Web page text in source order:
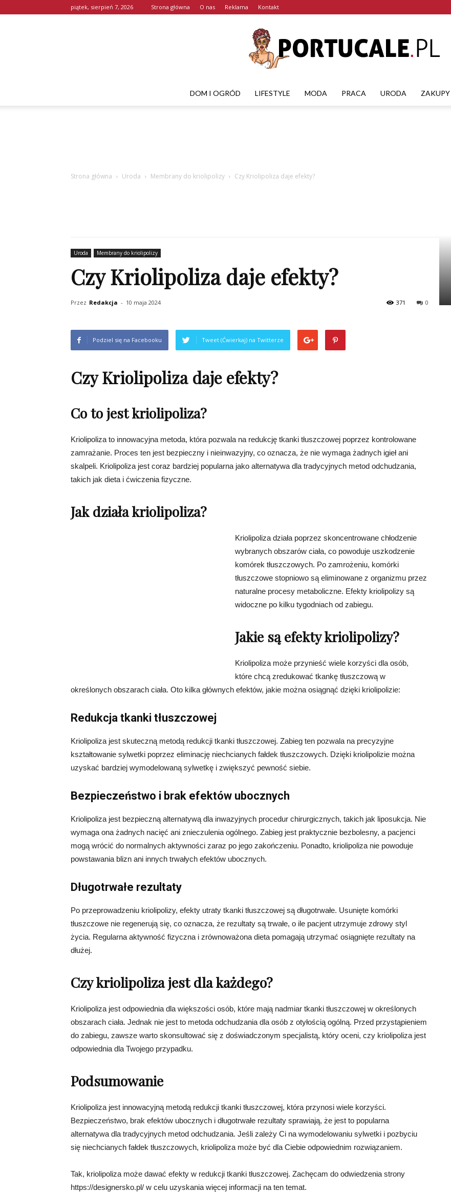
piątek, sierpień 7, 2026 Strona główna O nas Reklama Kontakt
DOM I OGRÓD LIFESTYLE MODA PRACA URODA ZAKUPY
Strona główna Uroda Membrany do kriolipolizy Czy Kriolipoliza daje efekty?
Uroda Membrany do kriolipolizy
Czy Kriolipoliza daje efekty?
Przez Redakcja - 10 maja 2024 0
371
Podziel się na Facebooku Tweet (Ćwierkaj) na Twitterze
Czy Kriolipoliza daje efekty?
Co to jest kriolipoliza?
Kriolipoliza to innowacyjna metoda, która pozwala na redukcję tkanki tłuszczowej poprzez kontrolowane
zamrażanie. Proces ten jest bezpieczny i nieinwazyjny, co oznacza, że nie wymaga żadnych igieł ani
skalpeli. Kriolipoliza jest coraz bardziej popularna jako alternatywa dla tradycyjnych metod odchudzania,
takich jak dieta i ćwiczenia fizyczne.
Jak działa kriolipoliza?
Kriolipoliza działa poprzez skoncentrowane chłodzenie
wybranych obszarów ciała, co powoduje uszkodzenie
komórek tłuszczowych. Po zamrożeniu, komórki
tłuszczowe stopniowo są eliminowane z organizmu przez
naturalne procesy metaboliczne. Efekty kriolipolizy są
widoczne po kilku tygodniach od zabiegu.
Jakie są efekty kriolipolizy?
Kriolipoliza może przynieść wiele korzyści dla osób,
które chcą zredukować tkankę tłuszczową w
określonych obszarach ciała. Oto kilka głównych efektów, jakie można osiągnąć dzięki kriolipolizie:
Redukcja tkanki tłuszczowej
Kriolipoliza jest skuteczną metodą redukcji tkanki tłuszczowej. Zabieg ten pozwala na precyzyjne
kształtowanie sylwetki poprzez eliminację niechcianych fałdek tłuszczowych. Dzięki kriolipolizie można
uzyskać bardziej wymodelowaną sylwetkę i zwiększyć pewność siebie.
Bezpieczeństwo i brak efektów ubocznych
Kriolipoliza jest bezpieczną alternatywą dla inwazyjnych procedur chirurgicznych, takich jak liposukcja. Nie
wymaga ona żadnych nacięć ani znieczulenia ogólnego. Zabieg jest praktycznie bezbolesny, a pacjenci
mogą wrócić do normalnych aktywności zaraz po jego zakończeniu. Ponadto, kriolipoliza nie powoduje
powstawania blizn ani innych trwałych efektów ubocznych.
Długotrwałe rezultaty
Po przeprowadzeniu kriolipolizy, efekty utraty tkanki tłuszczowej są długotrwałe. Usunięte komórki
tłuszczowe nie regenerują się, co oznacza, że rezultaty są trwałe, o ile pacjent utrzymuje zdrowy styl
życia. Regularna aktywność fizyczna i zrównoważona dieta pomagają utrzymać osiągnięte rezultaty na
dłużej.
Czy kriolipoliza jest dla każdego?
Kriolipoliza jest odpowiednia dla większości osób, które mają nadmiar tkanki tłuszczowej w określonych
obszarach ciała. Jednak nie jest to metoda odchudzania dla osób z otyłością ogólną. Przed przystąpieniem
do zabiegu, zawsze warto skonsultować się z doświadczonym specjalistą, który oceni, czy kriolipoliza jest
odpowiednia dla Twojego przypadku.
Podsumowanie
Kriolipoliza jest innowacyjną metodą redukcji tkanki tłuszczowej, która przynosi wiele korzyści.
Bezpieczeństwo, brak efektów ubocznych i długotrwałe rezultaty sprawiają, że jest to popularna
alternatywa dla tradycyjnych metod odchudzania. Jeśli zależy Ci na wymodelowaniu sylwetki i pozbyciu
się niechcianych fałdek tłuszczowych, kriolipoliza może być dla Ciebie odpowiednim rozwiązaniem.
Tak, kriolipoliza może dawać efekty w redukcji tkanki tłuszczowej. Zachęcam do odwiedzenia strony
https://designersko.pl/ w celu uzyskania więcej informacji na ten temat.